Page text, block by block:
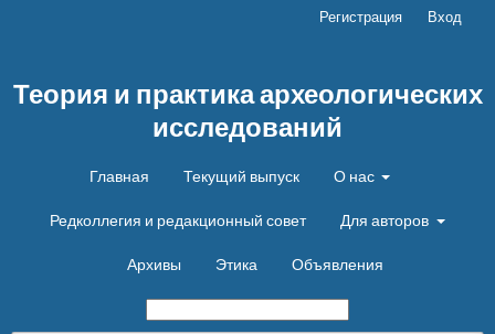
Теория и практика археологических
исследований
Главная Текущий выпуск О нас
Редколлегия и редакционный совет Для авторов
Архивы Этика Объявления
Регистрация Вход